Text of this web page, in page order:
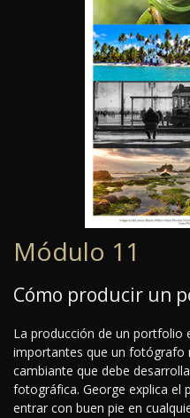
Módulo 11
Cómo producir un
La producción de un portfolio
importantes que un fotógrafo
cambiante que debe
fotográfica. George explica el
entrar con buen pie en